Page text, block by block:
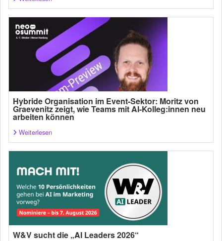
Hybride Organisation im Event-Sektor: Moritz von
Graevenitz zeigt, wie Teams mit AI-Kolleg:innen neu
arbeiten können
Weiterlesen
W&V sucht die „AI Leaders 2026“